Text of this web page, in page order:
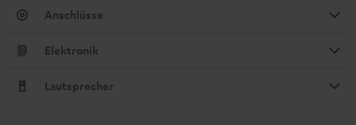
Anschlüsse
Elektronik
Lautsprecher